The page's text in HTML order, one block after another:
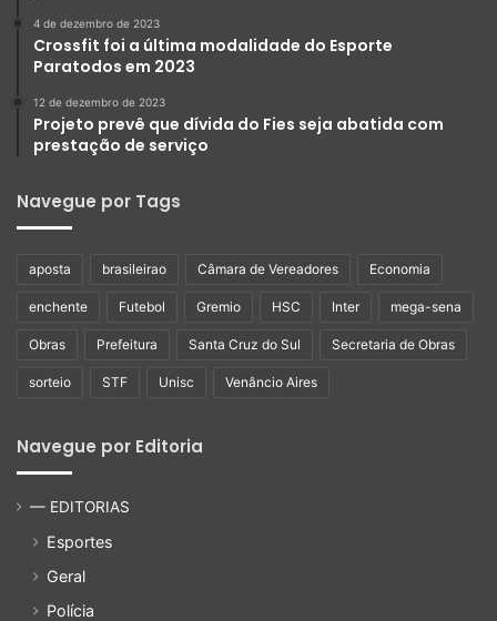
4 de dezembro de 2023
Crossfit foi a última modalidade do Esporte
Paratodos em 2023
12 de dezembro de 2023
Projeto prevê que dívida do Fies seja abatida com
prestação de serviço
Navegue por Tags
aposta brasileirao Câmara de Vereadores Economia
enchente Futebol Gremio HSC Inter mega-sena
Obras Prefeitura Santa Cruz do Sul Secretaria de Obras
sorteio STF Unisc Venâncio Aires
Navegue por Editoria
— EDITORIAS
Esportes
Geral
Polícia